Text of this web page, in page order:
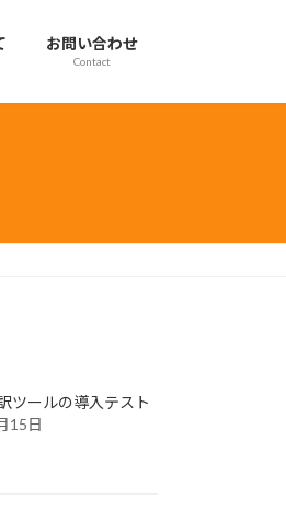
お問い合わせ
Contact
ツールの導入テスト
15日